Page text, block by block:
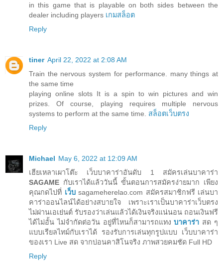
in this game that is playable on both sides between the
dealer including players เกมสล็อต
Reply
tiner April 22, 2022 at 2:08 AM
Train the nervous system for performance. many things at
the same time
playing online slots It is a spin to win pictures and win
prizes. Of course, playing requires multiple nervous
systems to perform at the same time.
สล็อตเว็บตรง
Reply
Michael May 6, 2022 at 12:09 AM
เฮียเหลาเผาโต๊ะ เว็บบาคาร่าอันดับ 1 สมัครเล่นบาคาร่า
SAGAME กับเราได้แล้ววันนี้ ขั้นตอนการสมัครง่ายมาก เพียง
คุณกดไปที่ เว็บ sagameherelao.com สมัครสมาชิกฟรี เล่นบา
คาร่าออนไลน์ได้อย่างสบายใจ เพราะเราเป็นบาคาร่าเว็บตรง
ไม่ผ่านเอเย่นต์ รับรองว่าเล่นแล้วได้เงินจริงแน่นอน ถอนเงินฟรี
ได้ไม่อั้น ไม่จำกัดต่อวัน อยู่ที่ไหนก็สามารถแทง บาคาร่า สด ๆ
แบบเรียลไทม์กับเราได้ รองรับการเล่นทุกรูปแบบ เว็บบาคาร่า
ของเรา Live สด จากบ่อนคาสิโนจริง ภาพสวยคมชัด Full HD
Reply